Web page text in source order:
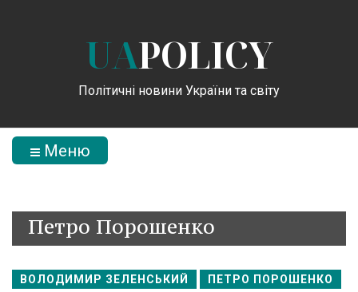
UAPOLICY
Політичні новини України та світу
Меню
Петро Порошенко
ВОЛОДИМИР ЗЕЛЕНСЬКИЙ ПЕТРО ПОРОШЕНКО